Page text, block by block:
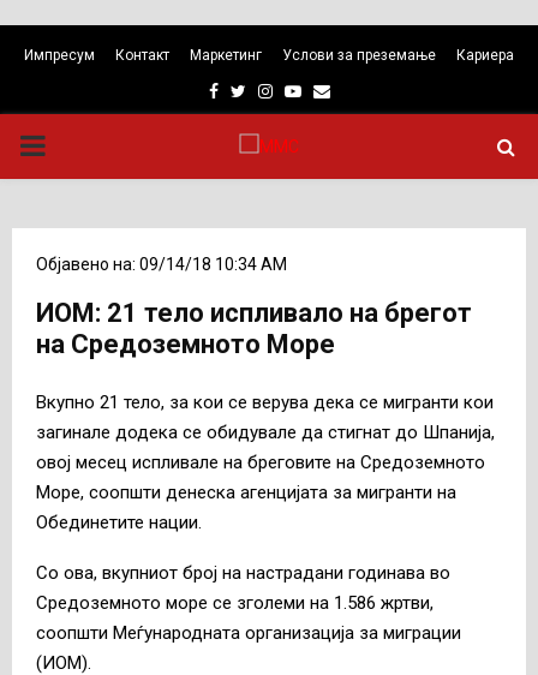
Импресум Контакт Маркетинг Услови за преземање Кариера
Facebook
TwitterInstagram
Youtube
Email
PRIMARY
Објавено на: 09/14/18 10:34 AM
ИОМ: 21 тело испливало на брегот
на Средоземното Море
Вкупно 21 тело, за кои се верува дека се мигранти кои
загинале додека се обидувале да стигнат до Шпанија,
овој месец испливале на бреговите на Средоземното
Море, соопшти денеска агенцијата за мигранти на
Обединетите нации.
Со ова, вкупниот број на настрадани годинава во
Средоземното море се зголеми на 1.586 жртви,
соопшти Меѓународната организација за миграции
(ИОМ).